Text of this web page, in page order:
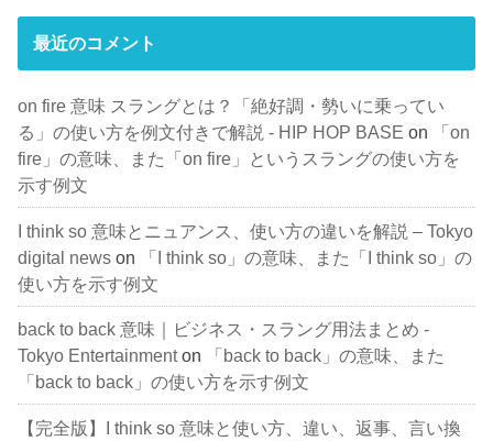
最近のコメント
on fire 意味 スラングとは？「絶好調・勢いに乗ってい
る」の使い方を例文付きで解説 - HIP HOP BASE on
「on
fire」の意味、また「on fire」というスラングの使い方を
示す例文
I think so 意味とニュアンス、使い方の違いを解説 – Tokyo
digital news on
「I think so」の意味、また「I think so」の
使い方を示す例文
back to back 意味｜ビジネス・スラング用法まとめ -
Tokyo Entertainmenton
「back to back」の意味、また
「back to back」の使い方を示す例文
【完全版】I think so 意味と使い方、違い、返事、言い換